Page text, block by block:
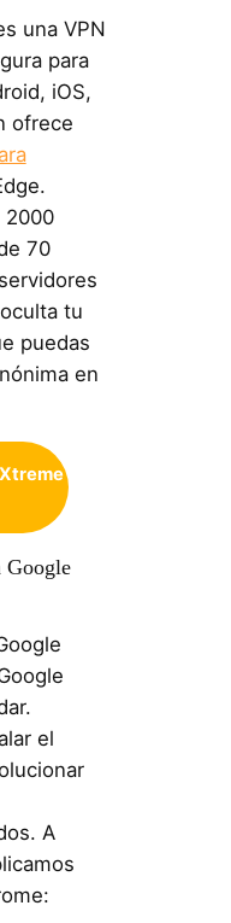
una VPN
para
iOS,
ofrece
2000
70
tu
puedas
en
Google
el
A